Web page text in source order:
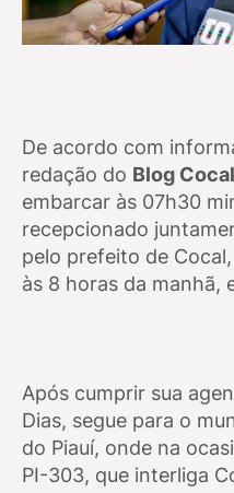
De acordo com
redação do Blog
embarcar às 07h30
recepcionado
pelo prefeito de
às 8 horas da manhã,
Após cumprir sua
Dias, segue para o
do Piauí, onde na
PI-303, que interliga